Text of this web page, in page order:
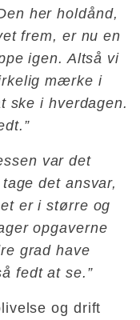
her holdånd,
frem, er nu en
igen. Altså vi
mærke i
ske i hverdagen.
var det
det ansvar,
er i større og
opgaverne
grad have
fedt at se.”
og drift